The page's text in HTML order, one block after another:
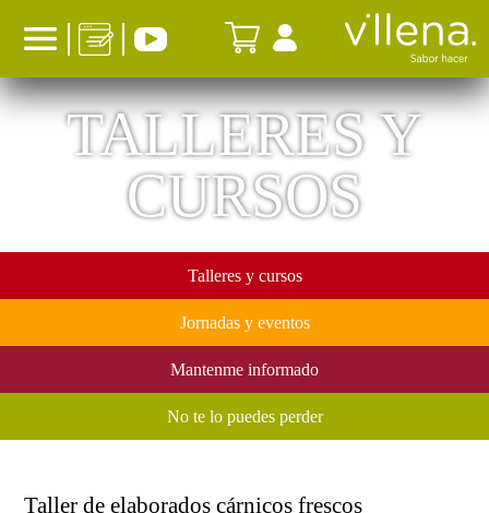
TALLERES Y
CURSOS
Talleres y cursos
Jornadas y eventos
Mantenme informado
No te lo puedes perder
Taller de elaborados cárnicos frescos